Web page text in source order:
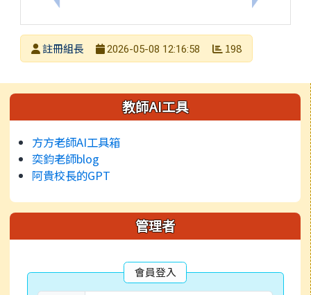
發布者
註冊組長
2026-05-08 12:16:58 198
左邊區域內容 教師AI工具
方方老師AI工具箱
奕鈞老師blog
阿貴校長的GPT
管理者
會員登入